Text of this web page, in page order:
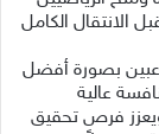
الانتقال الكامل
بصورة أفضل
عالية
ويعزز فرص تحقيق